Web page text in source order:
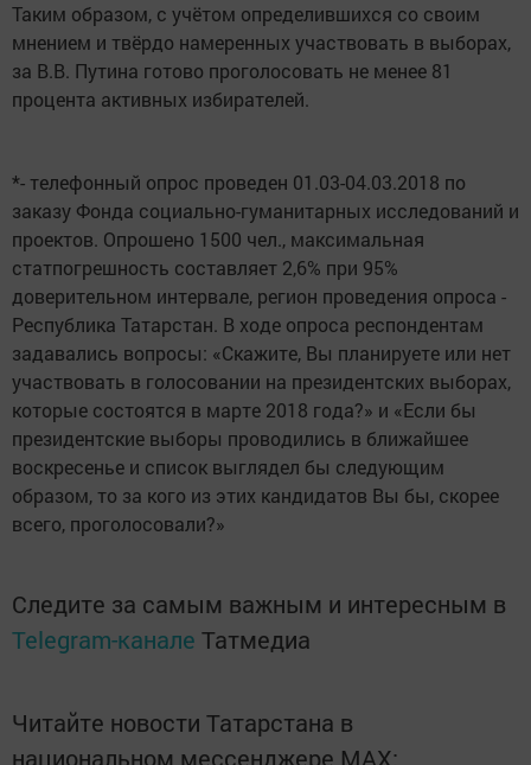
Таким образом, с учётом определившихся со своим
мнением и твёрдо намеренных участвовать в выборах,
за В.В. Путина готово проголосовать не менее 81
процента активных избирателей.
*- телефонный опрос проведен 01.03-04.03.2018 по
заказу Фонда социально-гуманитарных исследований и
проектов. Опрошено 1500 чел., максимальная
статпогрешность составляет 2,6% при 95%
доверительном интервале, регион проведения опроса -
Республика Татарстан. В ходе опроса респондентам
задавались вопросы: «Скажите, Вы планируете или нет
участвовать в голосовании на президентских выборах,
которые состоятся в марте 2018 года?» и «Если бы
президентские выборы проводились в ближайшее
воскресенье и список выглядел бы следующим
образом, то за кого из этих кандидатов Вы бы, скорее
всего, проголосовали?»
Следите за самым важным и интересным в
Telegram-канале Татмедиа
Читайте новости Татарстана в
национальном мессенджере MАХ: